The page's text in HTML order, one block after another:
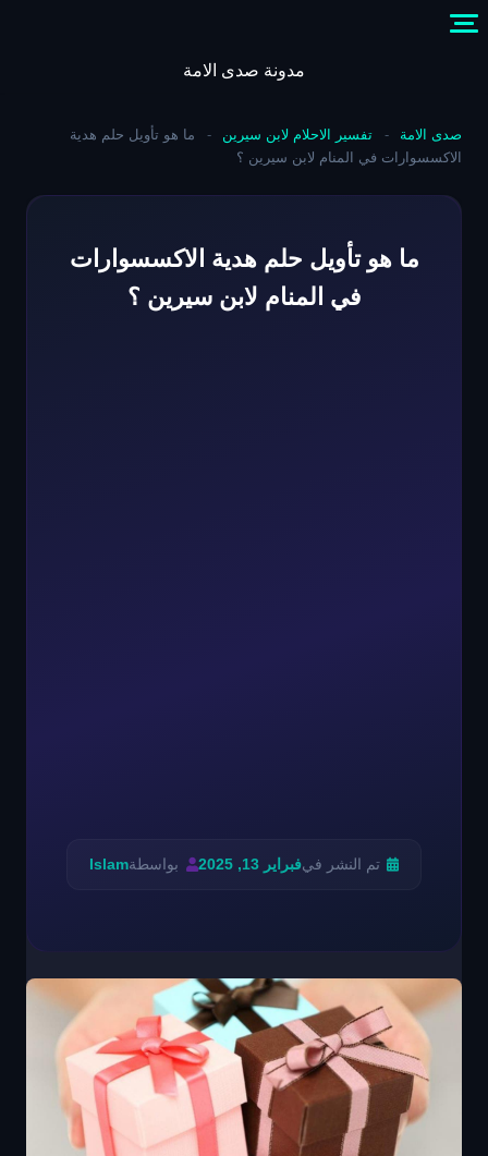
content
مدونة صدى الامة
صدى الامة - تفسير الاحلام لابن سيرين -
ما هو تأويل حلم هدية
الاكسسوارات في المنام لابن سيرين ؟
ما هو تأويل حلم هدية الاكسسوارات
في المنام لابن سيرين ؟
تم النشر فيفبراير 13, 2025 بواسطةIslam